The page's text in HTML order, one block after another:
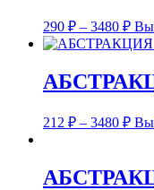
290 ₽ – 3480 ₽
212 ₽ – 3480 ₽